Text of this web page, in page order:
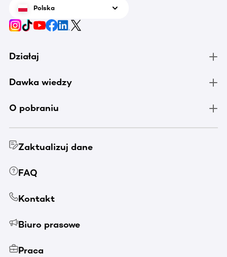
Polska
Działaj
Dawka wiedzy
O pobraniu
Zaktualizuj dane
FAQ
Kontakt
Biuro prasowe
Praca